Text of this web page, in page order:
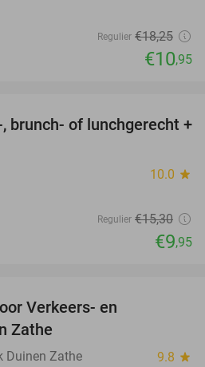
Regulier €18,25
€10,95
35%
brunch- of lunchgerecht +
10.0 star
Regulier €15,30
€9,95
Verkeers- en
Zathe
Duinen Zathe 9.8 star